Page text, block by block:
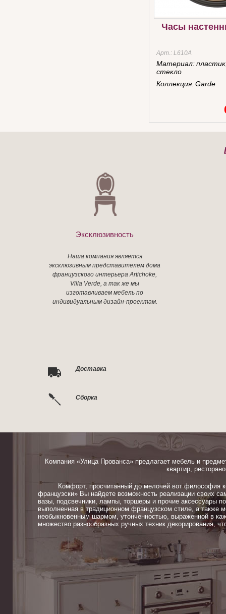
Часы
Арт.: L610A
Материал:
стекло
Коллекция:Garde
Эксклюзивность
Наша компания является
эксклюзивным представителем дома
французского интерьера Artichoke,
Villa Verde, а так же мы
изготавливаем мебель по
индивидуальным дизайн-проектам.
Доставка
Сборка
Компания «Улица Прованса» предлагает мебель и
квартир,
Комфорт, просчитанный до мелочей вот философия
французски» Вы найдете возможность реализации своих
вазы, подсвечники, лампы, торшеры и прочие аксессуары
выполненная в традиционном французском стиле, а также
необыкновенным шармом, утонченностью, выраженной в
множество разнообразных ручных техник декорирования,